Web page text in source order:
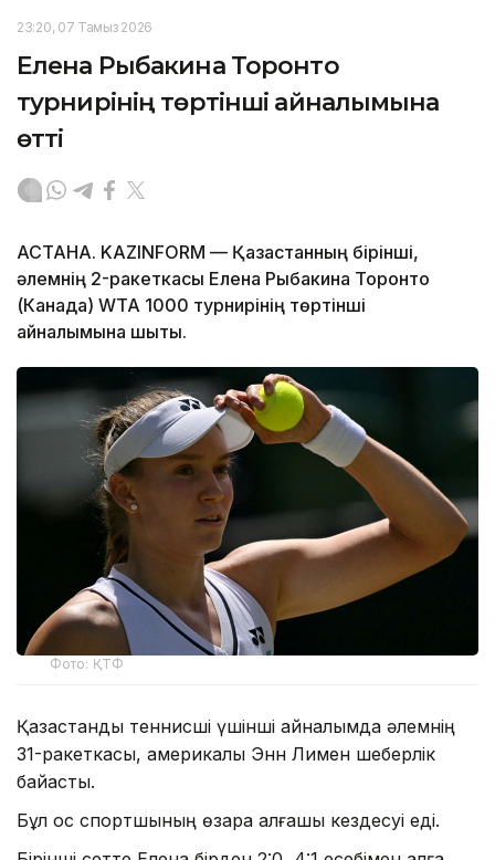
23:20, 07 Тамыз 2026
Елена Рыбакина Торонто
турнирінің төртінші айналымына
өтті
АСТАНА. KAZINFORM — Қазақстанның бірінші,
әлемнің 2-ракеткасы Елена Рыбакина Торонто
(Канада) WTA 1000 турнирінің төртінші
айналымына шықты.
Фото: ҚТФ
Қазақстандық теннисші үшінші айналымда әлемнің
31-ракеткасы, америкалық Энн Лимен шеберлік
байқасты.
Бұл қос спортшының өзара алғашқы кездесуі еді.